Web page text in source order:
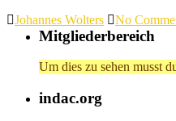
Johannes Wolters
No
Mitgliederbereich
Um dies zu sehen musst
indac.org